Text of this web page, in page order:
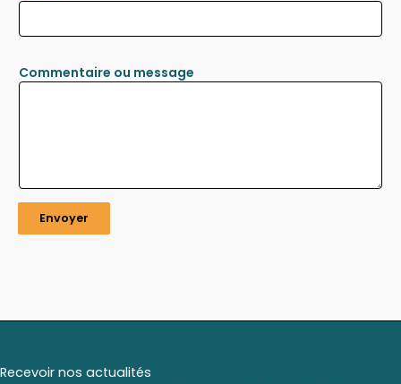
Commentaire ou message
Envoyer
Recevoir nos actualités